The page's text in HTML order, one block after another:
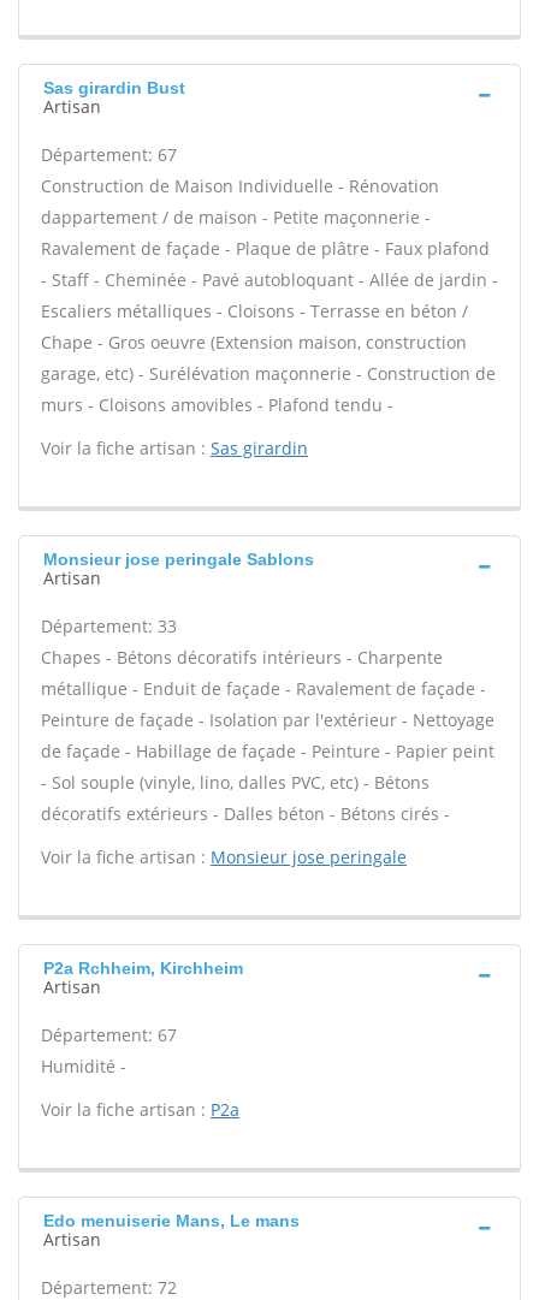
Sas girardin Bust
Artisan
Département: 67
Construction de Maison Individuelle - Rénovation
dappartement / de maison - Petite maçonnerie -
Ravalement de façade - Plaque de plâtre - Faux plafond
- Staff - Cheminée - Pavé autobloquant - Allée de jardin -
Escaliers métalliques - Cloisons - Terrasse en béton /
Chape - Gros oeuvre (Extension maison, construction
garage, etc) - Surélévation maçonnerie - Construction de
murs - Cloisons amovibles - Plafond tendu -
Voir la fiche artisan : Sas girardin
Monsieur jose peringale Sablons
Artisan
Département: 33
Chapes - Bétons décoratifs intérieurs - Charpente
métallique - Enduit de façade - Ravalement de façade -
Peinture de façade - Isolation par l'extérieur - Nettoyage
de façade - Habillage de façade - Peinture - Papier peint
- Sol souple (vinyle, lino, dalles PVC, etc) - Bétons
décoratifs extérieurs - Dalles béton - Bétons cirés -
Voir la fiche artisan : Monsieur jose peringale
P2a Rchheim, Kirchheim
Artisan
Département: 67
Humidité -
Voir la fiche artisan : P2a
Edo menuiserie Mans, Le mans
Artisan
Département: 72